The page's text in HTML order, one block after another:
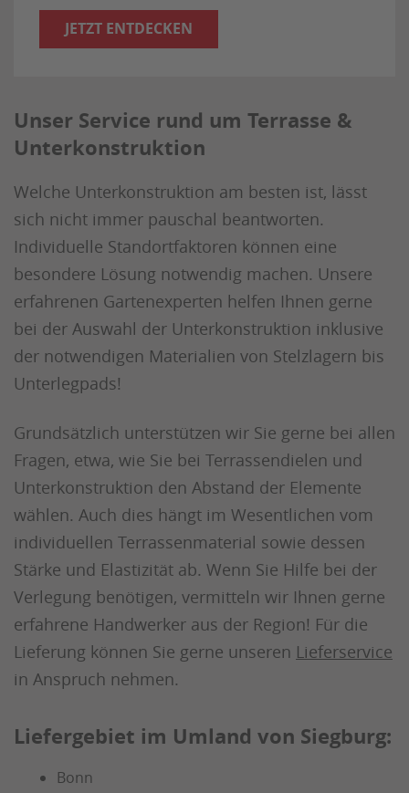
JETZT ENTDECKEN
Unser Service rund um Terrasse &
Unterkonstruktion
Welche Unterkonstruktion am besten ist, lässt
sich nicht immer pauschal beantworten.
Individuelle Standortfaktoren können eine
besondere Lösung notwendig machen. Unsere
erfahrenen Gartenexperten helfen Ihnen gerne
bei der Auswahl der Unterkonstruktion inklusive
der notwendigen Materialien von Stelzlagern bis
Unterlegpads!
Grundsätzlich unterstützen wir Sie gerne bei allen
Fragen, etwa, wie Sie bei Terrassendielen und
Unterkonstruktion den Abstand der Elemente
wählen. Auch dies hängt im Wesentlichen vom
individuellen Terrassenmaterial sowie dessen
Stärke und Elastizität ab. Wenn Sie Hilfe bei der
Verlegung benötigen, vermitteln wir Ihnen gerne
erfahrene Handwerker aus der Region! Für die
Lieferung können Sie gerne unseren Lieferservice
in Anspruch nehmen.
Liefergebiet im Umland von Siegburg:
Bonn